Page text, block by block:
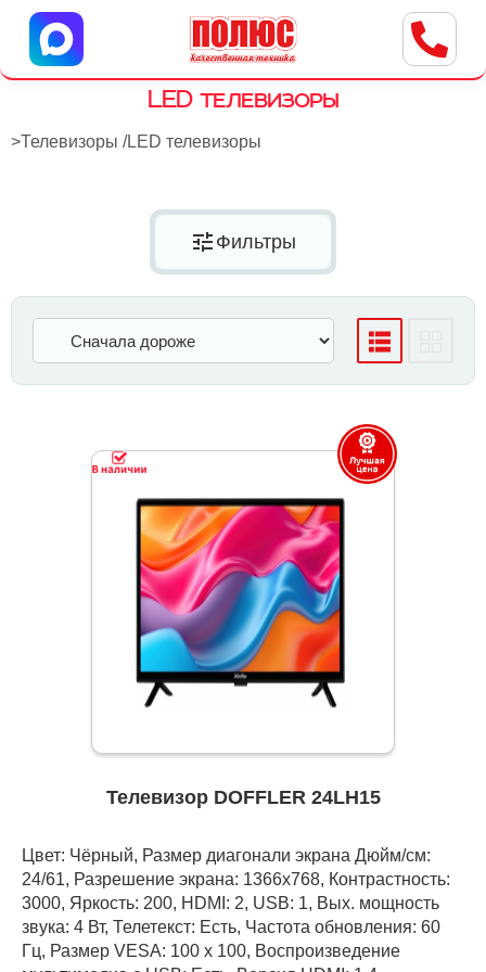
Центр бытовой техники
г. Ульяновск, ул. Пушкарева, 8a
LED телевизоры
>Телевизоры /LED телевизоры
tune Фильтры
Телевизор DOFFLER 24LH15
Цвет: Чёрный, Размер диагонали экрана Дюйм/см:
24/61, Разрешение экрана: 1366x768, Контрастность:
3000, Яркость: 200, HDMI: 2, USB: 1, Вых. мощность
звука: 4 Вт, Телетекст: Есть, Частота обновления: 60
Гц, Размер VESA: 100 х 100, Воспроизведение